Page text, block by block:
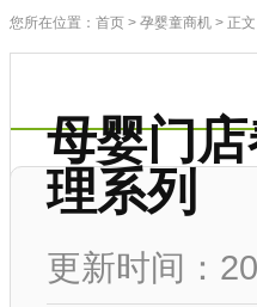
您所在位置： 首页 > 孕婴童商机 > 正文
母婴门
理系列
更新时间：